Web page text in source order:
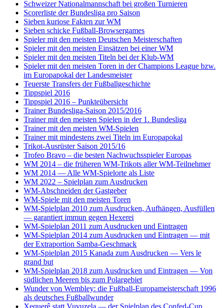
Schweizer Nationalmannschaft bei großen Turnieren
Scorerliste der Bundesliga pro Saison
Sieben kuriose Fakten zur WM
Sieben schicke Fußball-Browsergames
Spieler mit den meisten Deutschen Meisterschaften
Spieler mit den meisten Einsätzen bei einer WM
Spieler mit den meisten Titeln bei der Klub-WM
Spieler mit den meisten Toren in der Champions League bzw.
im Europapokal der Landesmeister
Teuerste Transfers der Fußballgeschichte
Tippspiel 2016
Tippspiel 2016 – Punkteübersicht
Trainer Bundesliga-Saison 2015/2016
Trainer mit den meisten Spielen in der 1. Bundesliga
Trainer mit den meisten WM-Spielen
Trainer mit mindestens zwei Titeln im Europapokal
Trikot-Ausrüster Saison 2015/16
Trofeo Bravo – die besten Nachwuchsspieler Europas
WM 2014 – die früheren WM-Trikots aller WM-Teilnehmer
WM 2014 — Alle WM-Spielorte als Liste
WM 2022 – Spielplan zum Ausdrucken
WM-Abschneiden der Gastgeber
WM-Spiele mit den meisten Toren
WM-Spielplan 2010 zum Ausdrucken, Aufhängen, Ausfüllen
— garantiert immun gegen Hexerei
WM-Spielplan 2011 zum Ausdrucken und Eintragen
WM-Spielplan 2014 zum Ausdrucken und Eintragen — mit
der Extraportion Samba-Geschmack
WM-Spielplan 2015 Kanada zum Ausdrucken — Vers le
grand but
WM-Spielplan 2018 zum Ausdrucken und Eintragen — Von
südlichen Meeren bis zum Polargebiet
Wunder von Wembley: die Fußball-Europameisterschaft 1996
als deutsches Fußballwunder
Xequerê statt Vuvuzela — der Spielplan des Confed-Cup